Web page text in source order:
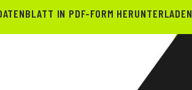
IN PDF-FORM HERUNTERLADEN